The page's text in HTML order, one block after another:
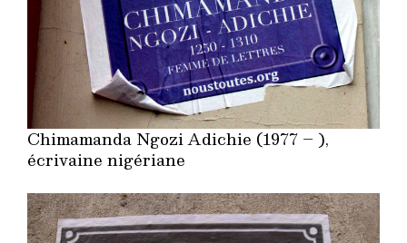
Chimamanda Ngozi Adichie (1977 – ),
écrivaine nigériane